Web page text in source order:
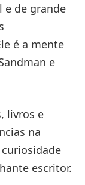
e de grande
é a mente
e
livros e
na
escritor.